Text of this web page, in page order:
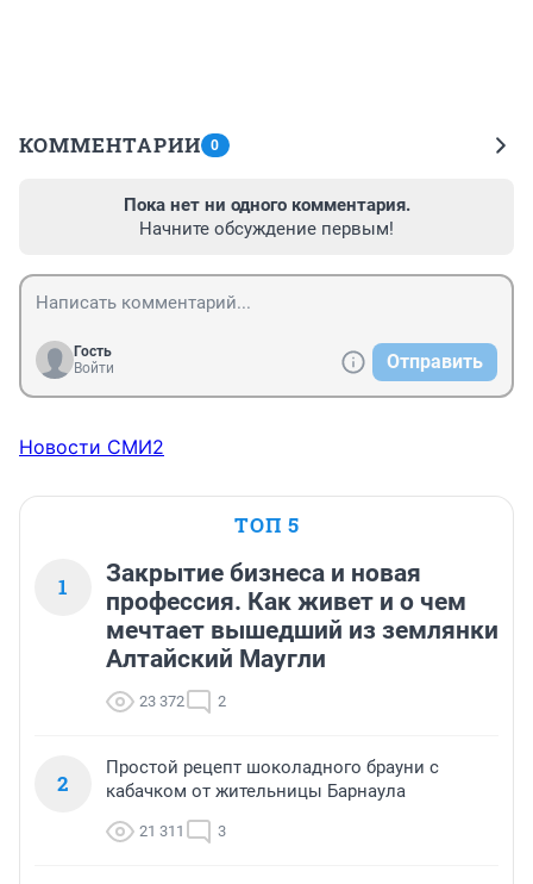
КОММЕНТАРИИ 0
Пока нет ни одного комментария.
Начните обсуждение первым!
Гость
Войти
Отправить
Новости СМИ2
ТОП 5
1
Закрытие бизнеса и новая
профессия. Как живет и о чем
мечтает вышедший из землянки
Алтайский Маугли
23 372 2
2
Простой рецепт шоколадного брауни с
кабачком от жительницы Барнаула
21 311 3